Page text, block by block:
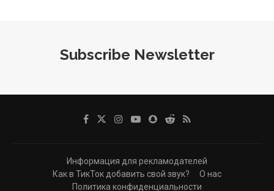
Subscribe Newsletter
Информация для рекламодателей
Как в ТикТок добавить свой звук?
О нас
Политика конфиденциальности